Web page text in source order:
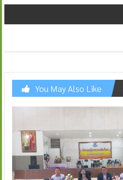
You May Also Like